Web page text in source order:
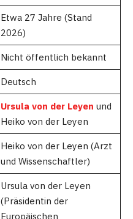
Etwa 27 Jahre (Stand
2026)
Nicht öffentlich bekannt
Deutsch
Ursula von der Leyen und
Heiko von der Leyen
Heiko von der Leyen (Arzt
und Wissenschaftler)
Ursula von der Leyen
(Präsidentin der
Europäischen